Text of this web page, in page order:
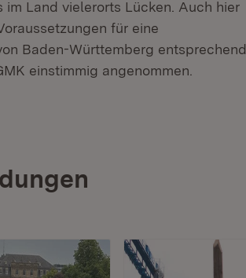
Land vielerorts Lücken. Auch hier
für eine
Baden-Württemberg entsprechend
einstimmig angenommen.